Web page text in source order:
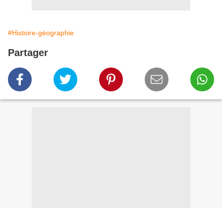
#Histoire-géographie
Partager